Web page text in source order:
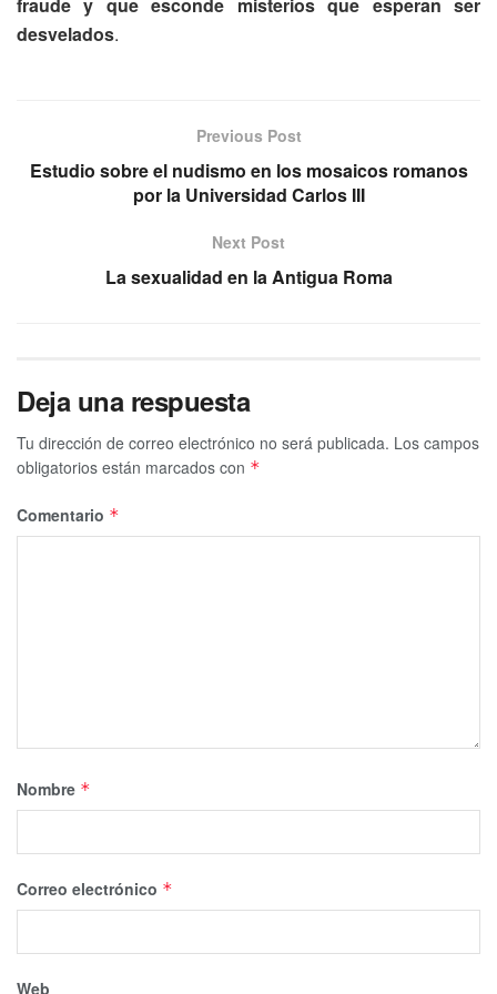
desvelados.
Previous Post
Estudio sobre el nudismo en los mosaicos romanos
por la Universidad Carlos III
Next Post
La sexualidad en la Antigua Roma
Deja una respuesta
Tu dirección de correo electrónico no será publicada. Los campos
obligatorios están marcados con *
Comentario *
Nombre *
Correo electrónico *
Web